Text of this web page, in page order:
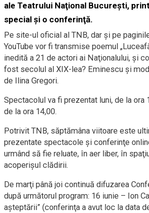
ale Teatrului Naţional Bucureşti,
special şi o conferinţă.
Pe site-ul oficial al TNB, dar şi pe
YouTube vor fi transmise poemul
inedită a 21 de actori ai Naţionalului, şi
fost secolul al XIX-lea? Eminescu şi
de Ilina Gregori.
Spectacolul va fi prezentat luni, de la ora
de la ora 14,00.
Potrivit TNB, săptămâna viitoare este
prezentate spectacole şi conferinţe
urmând să fie reluate, în aer liber, în
acoperişul clădirii.
De marţi până joi continuă difuzarea
după următorul program: 16 iunie – Ion
aşteptării” (conferinţa a avut loc la data